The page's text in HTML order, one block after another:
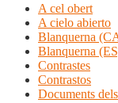
A cel obert
A cielo abierto
Blanquerna
Blanquerna
Contrastes
Contrastos
Documents